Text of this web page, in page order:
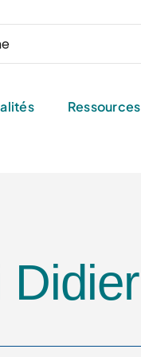
Ressources
Didier